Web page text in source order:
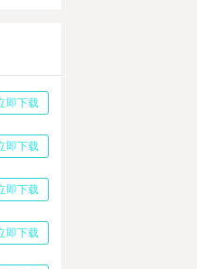
高效搬砖与神器养成攻略
流量吗
即下载
即下载
即下载
即下载
国志战略版助手